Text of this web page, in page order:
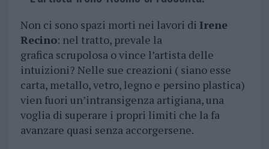
Non ci sono spazi morti nei lavori di Irene
Recino: nel tratto, prevale la
grafica scrupolosa o vince l’artista delle
intuizioni? Nelle sue creazioni ( siano esse
carta, metallo, vetro, legno e persino plastica)
vien fuori un’intransigenza artigiana, una
voglia di superare i propri limiti che la fa
avanzare quasi senza accorgersene.